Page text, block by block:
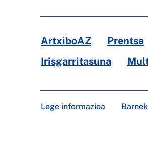
ArtxiboAZ Prentsa
Irisgarritasuna
Lege informazioa